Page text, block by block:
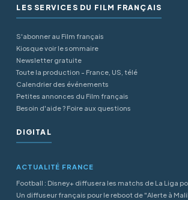
LES SERVICES DU FILM FRANÇAIS
S'abonner au Film français
Kiosque voir le sommaire
Newsletter gratuite
Toute la production - France, US, télé
Calendrier des événements
Petites annonces du Film français
Besoin d'aide ? Foire aux questions
DIGITAL
ACTUALITÉ FRANCE
Football : Disney+ diffusera les matchs de La Liga
Un diffuseur français pour le reboot de "Alerte à